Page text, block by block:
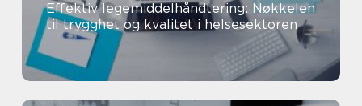
Effektiv legemiddelhåndtering: Nøkkelen
til trygghet og kvalitet i helsesektoren